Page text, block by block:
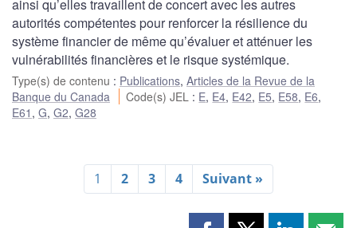
ainsi qu’elles travaillent de concert avec les autres
autorités compétentes pour renforcer la résilience du
système financier de même qu’évaluer et atténuer les
vulnérabilités financières et le risque systémique.
Type(s) de contenu : Publications, Articles de la Revue de la
Banque du Canada
Code(s) JEL : E, E4, E42, E5, E58, E6,
E61 , G, G2, G28
1 2 3 4 Suivant »